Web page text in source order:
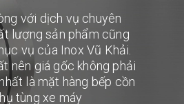
với dịch vụ chuyên
lượng sản phẩm cũng
vụ của Inox Vũ Khải.
nên giá gốc không phải
là mặt hàng bếp cồn
tùng xe máy